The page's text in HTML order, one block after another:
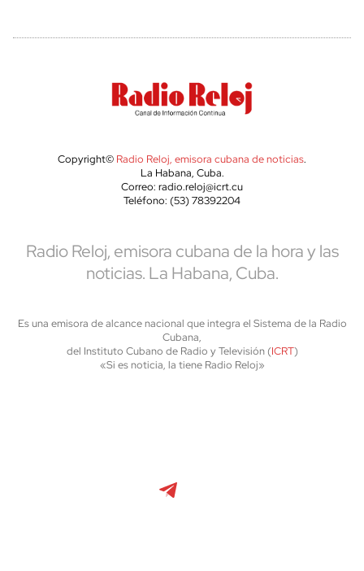
Copyright© Radio Reloj, emisora cubana de noticias.
La Habana, Cuba.
Correo: radio.reloj@icrt.cu
Teléfono: (53) 78392204
Radio Reloj, emisora cubana de la hora y las
noticias. La Habana, Cuba.
Es una emisora de alcance nacional que integra el Sistema de la Radio
Cubana,
del Instituto Cubano de Radio y Televisión (ICRT)
«Si es noticia, la tiene Radio Reloj»